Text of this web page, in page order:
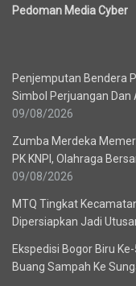
Pedoman Media Cyber
Penjemputan Bendera
Simbol Perjuangan
09/08/2026
Zumba Merdeka
PK KNPI, Olahraga
09/08/2026
MTQ Tingkat
Dipersiapkan Jadi
Ekspedisi Bogor Biru
Buang Sampah Ke